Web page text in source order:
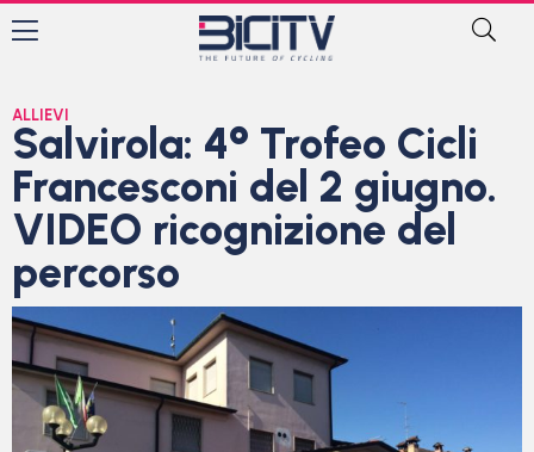
ALLIEVI
Salvirola: 4° Trofeo Cicli
Francesconi del 2 giugno.
VIDEO ricognizione del
percorso